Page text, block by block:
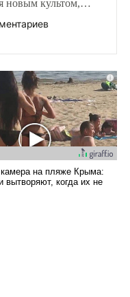
новым культом,
вытесняя и
брать на себя
помогать
вперед и